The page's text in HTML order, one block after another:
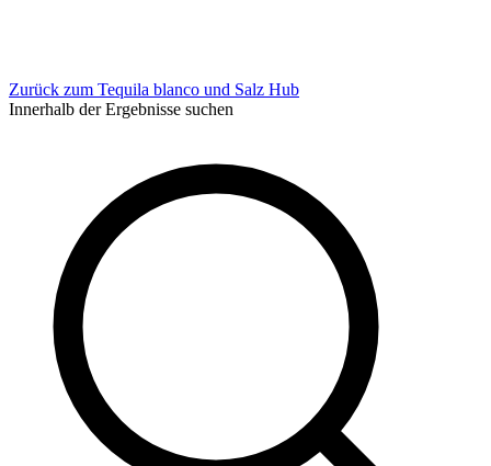
Zurück zum Tequila blanco und Salz Hub
Innerhalb der Ergebnisse suchen